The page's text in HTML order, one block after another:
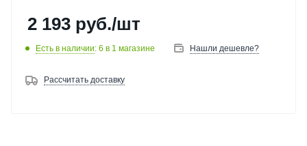
2 193 руб./шт
Есть в наличии: 6 в 1 магазине Нашли дешевле?
Рассчитать доставку